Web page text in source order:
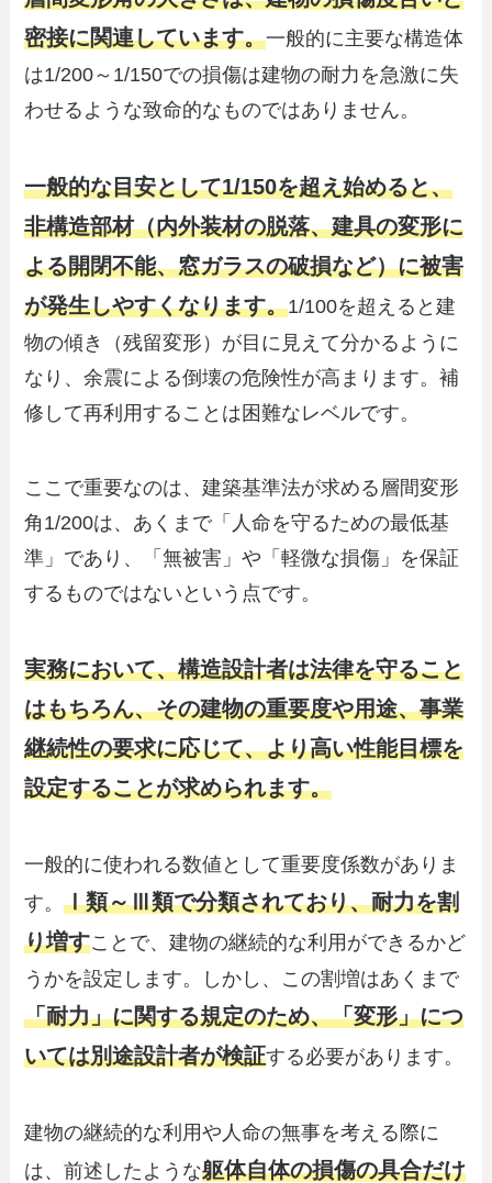
密接に関連しています。一般的に主要な構造体
は1/200～1/150での損傷は建物の耐力を急激に失
わせるような致命的なものではありません。
一般的な目安として1/150を超え始めると、
非構造部材（内外装材の脱落、建具の変形に
よる開閉不能、窓ガラスの破損など）に被害
が発生しやすくなります。1/100を超えると建
物の傾き（残留変形）が目に見えて分かるように
なり、余震による倒壊の危険性が高まります。補
修して再利用することは困難なレベルです。
ここで重要なのは、建築基準法が求める層間変形
角1/200は、あくまで「人命を守るための最低基
準」であり、「無被害」や「軽微な損傷」を保証
するものではないという点です。
実務において、構造設計者は法律を守ること
はもちろん、その建物の重要度や用途、事業
継続性の要求に応じて、より高い性能目標を
設定することが求められます。
一般的に使われる数値として重要度係数がありま
す。Ⅰ類～Ⅲ類で分類されており、耐力を割
り増すことで、建物の継続的な利用ができるかど
うかを設定します。しかし、この割増はあくまで
「耐力」に関する規定のため、「変形」につ
いては別途設計者が検証する必要があります。
建物の継続的な利用や人命の無事を考える際に
は、前述したような躯体自体の損傷の具合だけ